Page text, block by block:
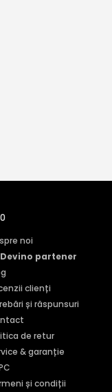
noi
Devino partener
clienți
și răspunsuri
de retur
& garanție
și condiții